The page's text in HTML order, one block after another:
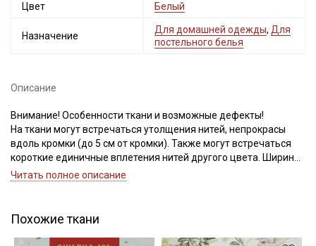
Цвет Белый
Назначение
Для домашней одежды, Для
постельного белья
Описание
Внимание! Особенности ткани и возможные дефекты!
На ткани могут встречаться утолщения нитей, непрокрасы
вдоль кромки (до 5 см от кромки). Также могут встречаться
короткие единичные вплетения нитей другого цвета. Ширина
ткани (± 2 см). Для данного вида ткани это браком и дефектом
обработке.
Сатин – это хлопковый материал из крученой нити двойного
Читать полное описание
Похожие ткани
Ознакомлен(а) с
Политикой обработки персональных
данныхи даюСогласие на обработку персональных
данных
ДаюСогласие на получение рекламных и
информационных рассылок